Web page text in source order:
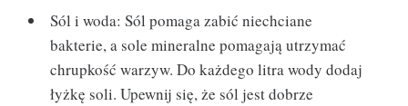
Sól i woda: Sól pomaga zabić niechciane
bakterie, a sole mineralne pomagają utrzymać
chrupkość warzyw. Do każdego litra wody dodaj
łyżkę soli. Upewnij się, że sól jest dobrze